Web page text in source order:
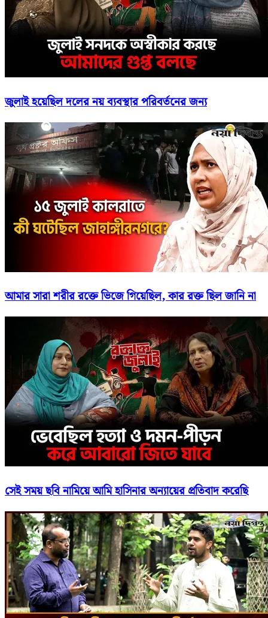
জুলাই হয়েছিল দলের নয় ব্যবস্থার পরিবর্তনের জন্য
আমার সারা শরীর রক্তে ভিজে গিয়েছিল, কার রক্ত ছিল জানি না
সেই সময় ছবি নামিয়ে আমি হাসিনার অন্যায়ের প্রতিবাদ করেছি